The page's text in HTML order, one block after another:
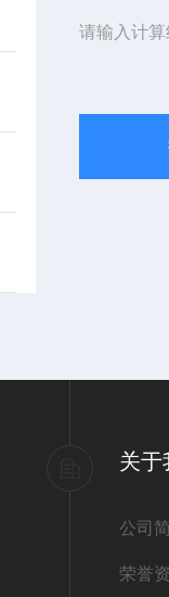
请输入计
关于
公司
荣誉